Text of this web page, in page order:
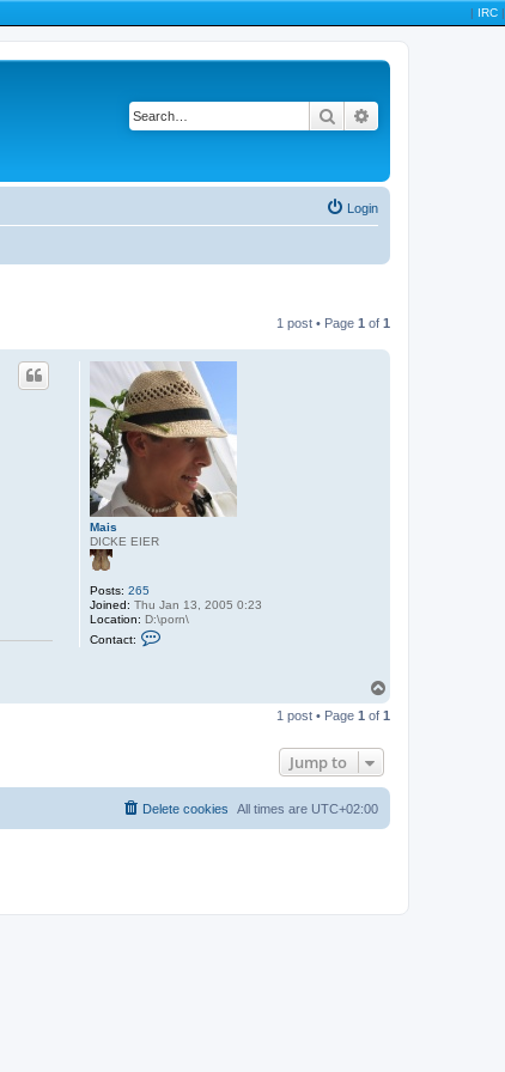
| IRC |
Search
Login
1 post • Page 1 of 1
Mais
DICKE EIER
Posts: 265
Joined: Thu Jan 13, 2005 0:23
Location: D:\porn\
Contact:
c
p
1 post • Page 1 of 1
Jump to
All times are UTC+02:00
Delete cookies